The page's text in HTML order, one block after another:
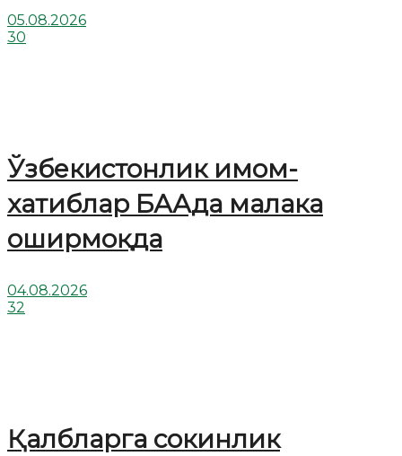
05.08.2026
30
Ўзбекистонлик имом-
хатиблар БААда малака
оширмоқда
04.08.2026
32
Қалбларга сокинлик